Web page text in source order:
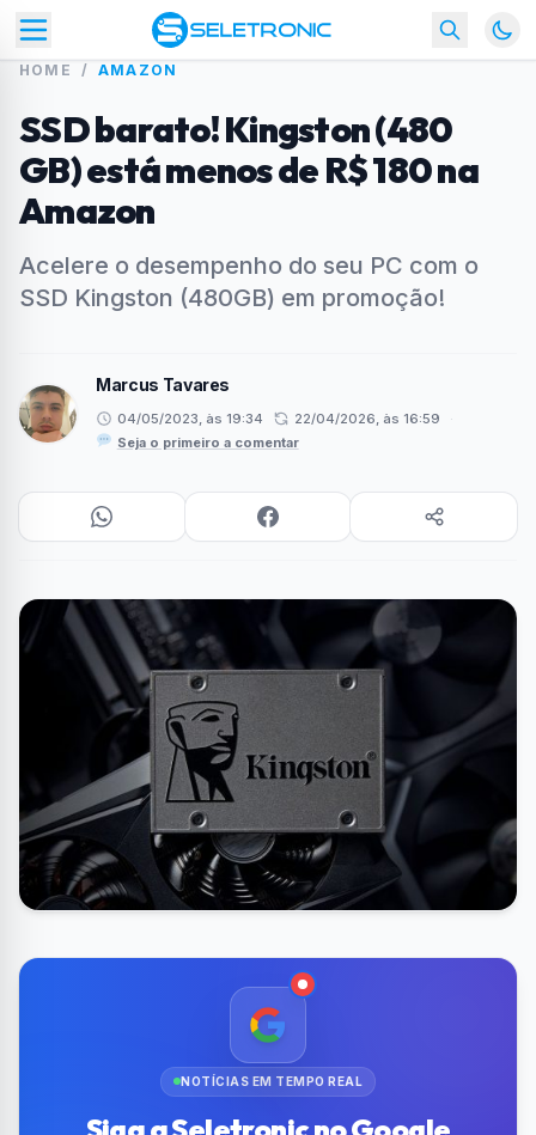
HOME / AMAZON
SSD barato! Kingston (480
GB) está menos de R$ 180 na
Amazon
Acelere o desempenho do seu PC com o
SSD Kingston (480GB) em promoção!
Marcus Tavares
04/05/2023, às 19:34 22/04/2026, às 16:59
·
Seja o primeiro a comentar
NOTÍCIAS EM TEMPO REAL